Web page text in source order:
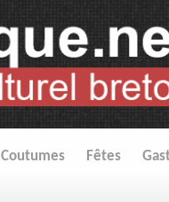
Coutumes Fêtes